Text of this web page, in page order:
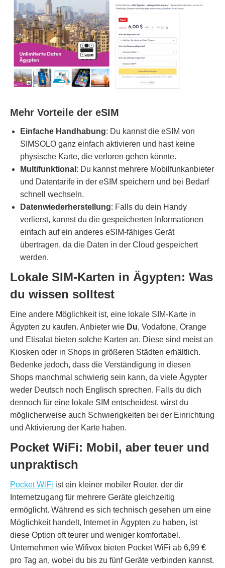
Mehr Vorteile der eSIM
Einfache Handhabung: Du kannst die eSIM von
SIMSOLO ganz einfach aktivieren und hast keine
physische Karte, die verloren gehen könnte.
Multifunktional : Du kannst mehrere Mobilfunkanbieter
und Datentarife in der eSIM speichern und bei Bedarf
schnell wechseln.
Datenwiederherstellung: Falls du dein Handy
verlierst, kannst du die gespeicherten Informationen
einfach auf ein anderes eSIM-fähiges Gerät
übertragen, da die Daten in der Cloud gespeichert
werden.
Lokale SIM-Karten in Ägypten: Was
du wissen solltest
Eine andere Möglichkeit ist, eine lokale SIM-Karte in
Ägypten zu kaufen. Anbieter wie Du, Vodafone, Orange
und Etisalat bieten solche Karten an. Diese sind meist an
Kiosken oder in Shops in größeren Städten erhältlich.
Bedenke jedoch, dass die Verständigung in diesen
Shops manchmal schwierig sein kann, da viele Ägypter
weder Deutsch noch Englisch sprechen. Falls du dich
dennoch für eine lokale SIM entscheidest, wirst du
möglicherweise auch Schwierigkeiten bei der Einrichtung
und Aktivierung der Karte haben.
Pocket WiFi: Mobil, aber teuer und
unpraktisch
Pocket WiFi ist ein kleiner mobiler Router, der dir
Internetzugang für mehrere Geräte gleichzeitig
ermöglicht. Während es sich technisch gesehen um eine
Möglichkeit handelt, Internet in Ägypten zu haben, ist
diese Option oft teurer und weniger komfortabel.
Unternehmen wie Wifivox bieten Pocket WiFi ab 6,99 €
pro Tag an, wobei du bis zu fünf Geräte verbinden kannst.